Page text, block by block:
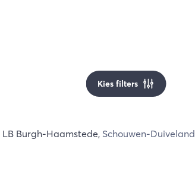
Kies filters
LB Burgh-Haamstede, Schouwen-Duiveland